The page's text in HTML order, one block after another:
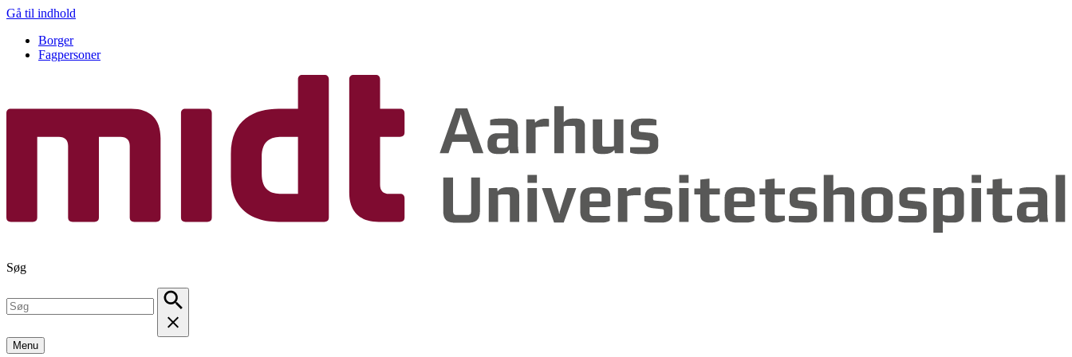
Gå til indhold
Borger
Fagpersoner
Søg
Menu